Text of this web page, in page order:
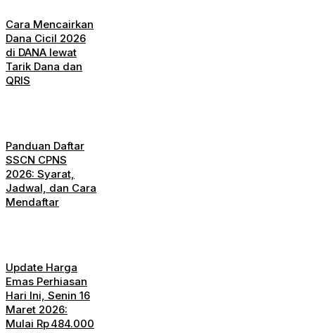
Cara Mencairkan
Dana Cicil 2026
di DANA lewat
Tarik Dana dan
QRIS
Panduan Daftar
SSCN CPNS
2026: Syarat,
Jadwal, dan Cara
Mendaftar
Update Harga
Emas Perhiasan
Hari Ini, Senin 16
Maret 2026:
Mulai Rp 484.000